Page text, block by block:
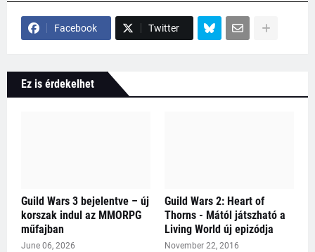
Facebook Twitter
Ez is érdekelhet
Guild Wars 3 bejelentve – új
korszak indul az MMORPG
műfajban
June 06, 2026
Guild Wars 2: Heart of
Thorns - Mától játszható a
Living World új epizódja
November 22, 2016